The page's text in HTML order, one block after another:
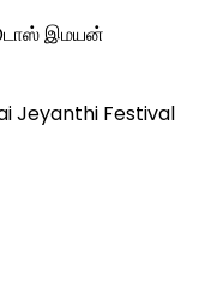
இமயன்
Jeyanthi Festival